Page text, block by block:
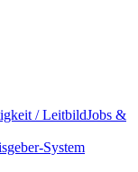
/ LeitbildJobs &
System